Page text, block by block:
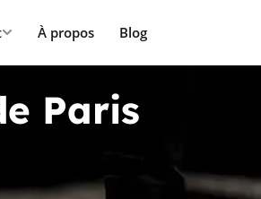
À propos Blog
Paris